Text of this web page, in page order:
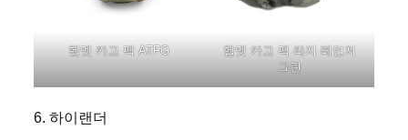
헬멧 카고 팩 ATFG
헬멧 카고 팩 라지 레인저
그린
6. 하이랜더